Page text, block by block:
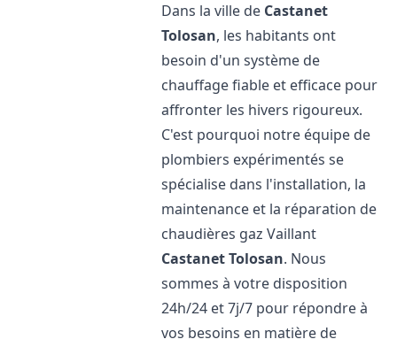
Dans la ville de Castanet
Tolosan, les habitants ont
besoin d'un système de
chauffage fiable et efficace pour
affronter les hivers rigoureux.
C'est pourquoi notre équipe de
plombiers expérimentés se
spécialise dans l'installation, la
maintenance et la réparation de
chaudières gaz Vaillant
Castanet Tolosan. Nous
sommes à votre disposition
24h/24 et 7j/7 pour répondre à
vos besoins en matière de